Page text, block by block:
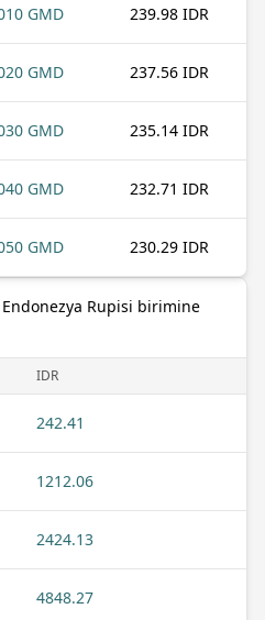
GMD 239.98 IDR
GMD 237.56 IDR
GMD 235.14 IDR
GMD 232.71 IDR
GMD 230.29 IDR
Rupisi birimine
IDR
242.41
1212.06
2424.13
4848.27